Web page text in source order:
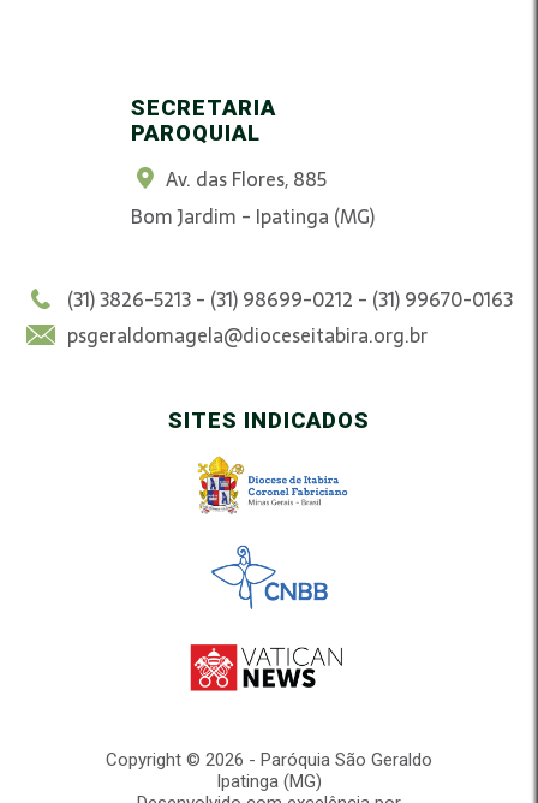
SECRETARIA
PAROQUIAL
Av. das Flores, 885
Bom Jardim - Ipatinga (MG)
(31) 3826-5213 - (31) 98699-0212 - (31) 99670-0163
psgeraldomagela@dioceseitabira.org.br
SITES INDICADOS
Copyright © 2026 - Paróquia São Geraldo
Ipatinga (MG)